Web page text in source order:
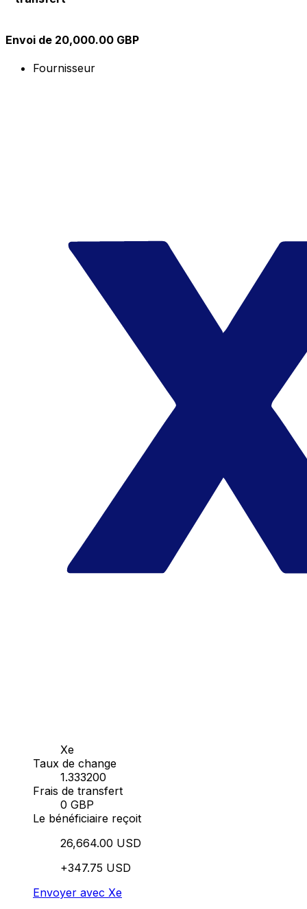
Envoi de 20,000.00 GBP
Fournisseur
Xe
Taux de change
1.333200
Frais de transfert
0 GBP
Le bénéficiaire reçoit
26,664.00 USD
+347.75 USD
Envoyer avec Xe